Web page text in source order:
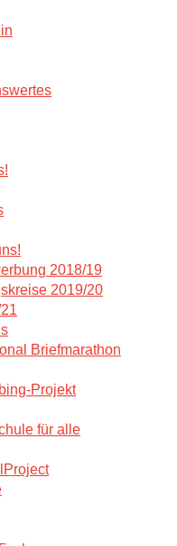
2018/19
2019/20
Briefmarathon
Projekt
für alle